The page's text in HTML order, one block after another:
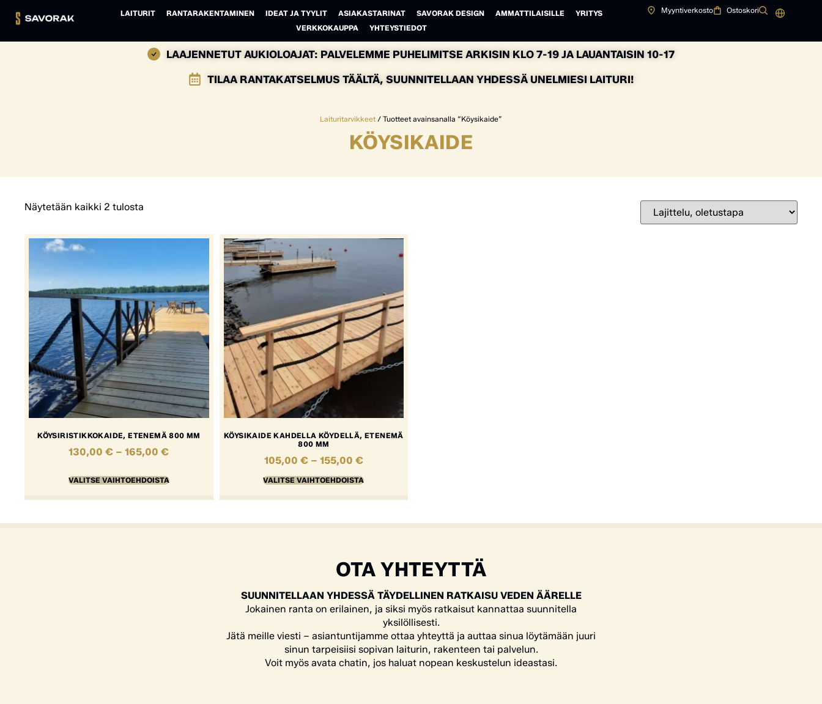
LAITURIT RANTARAKENTAMINEN IDEAT JA TYYLIT ASIAKASTARINAT SAVORAK DESIGN AMMATTILAISILLE
YRITYS
VERKKOKAUPPA
YHTEYSTIEDOT
Myyntiverkosto Ostoskori
LAAJENNETUT AUKIOLOAJAT: PALVELEMME PUHELIMITSE ARKISIN KLO 7-19 JA LAUANTAISIN 10-17
TILAA RANTAKATSELMUS TÄÄLTÄ, SUUNNITELLAAN YHDESSÄ UNELMIESI LAITURI!
Laituritarvikkeet / Tuotteet avainsanalla “Köysikaide”
KÖYSIKAIDE
Näytetään kaikki 2 tulosta
KÖYSIRISTIKKOKAIDE, ETENEMÄ 800 MM
130,00€ – 165,00€
VALITSE VAIHTOEHDOISTA
KÖYSIKAIDE KAHDELLA KÖYDELLÄ, ETENEMÄ
800 MM
105,00 € – 155,00 €
VALITSE VAIHTOEHDOISTA
OTA YHTEYTTÄ
SUUNNITELLAAN YHDESSÄ TÄYDELLINEN RATKAISU VEDEN ÄÄRELLE
Jokainen ranta on erilainen, ja siksi myös ratkaisut kannattaa suunnitella
yksilöllisesti.
Jätä meille viesti – asiantuntijamme ottaa yhteyttä ja auttaa sinua löytämään juuri
sinun tarpeisiisi sopivan laiturin, rakenteen tai palvelun.
Voit myös avata chatin, jos haluat nopean keskustelun ideastasi.